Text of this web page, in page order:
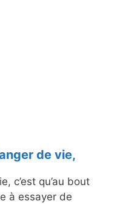
de vie,
c’est qu’au bout
à essayer de